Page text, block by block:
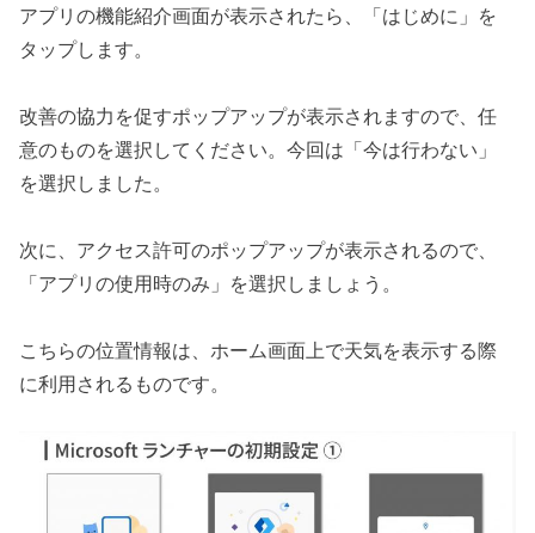
アプリの機能紹介画面が表示されたら、「はじめに」を
タップします。
改善の協力を促すポップアップが表示されますので、任
意のものを選択してください。今回は「今は行わない」
を選択しました。
次に、アクセス許可のポップアップが表示されるので、
「アプリの使用時のみ」を選択しましょう。
こちらの位置情報は、ホーム画面上で天気を表示する際
に利用されるものです。